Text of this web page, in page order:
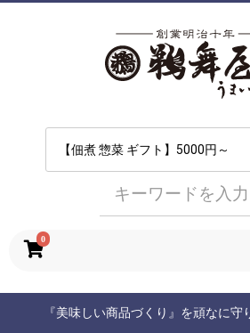
0
『美味しい商品づくり』を頑なに守